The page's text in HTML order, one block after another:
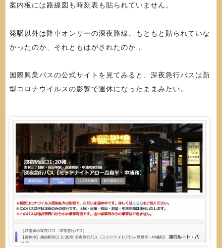
案内板には路線図も時刻表も貼られていません。
発駅以外は降車オンリーの深夜路線、もともと貼られていな
かったのか、それともはがされたのか…
国際興業バスの公式サイトを見てみると、深夜急行バスは新
型コロナウイルスの影響で運休になったままみたい。